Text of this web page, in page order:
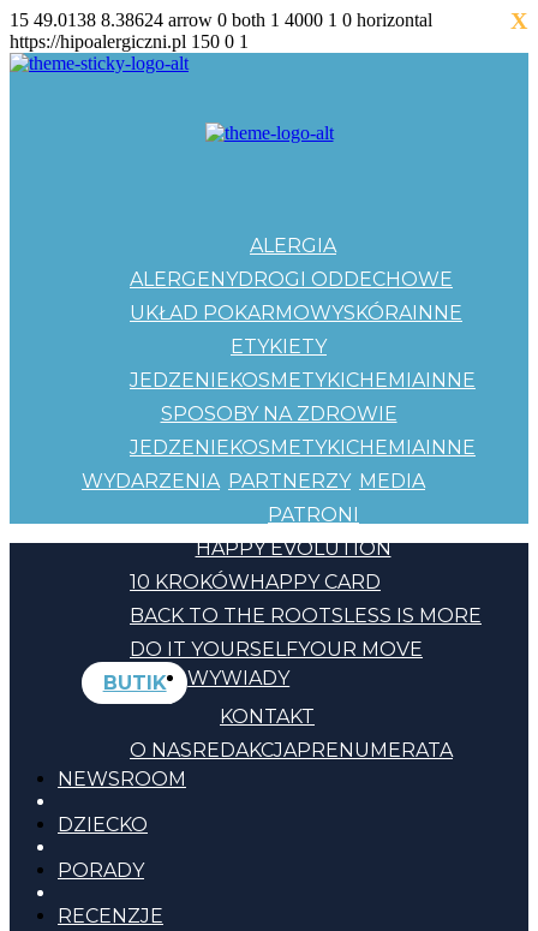
15 49.0138 8.38624 arrow 0 both 1 4000 1 0 horizontal
https://hipoalergiczni.pl 150 0 1
ALERGIA
ALERGENYDROGI ODDECHOWE
UKŁAD POKARMOWYSKÓRAINNE
ETYKIETY
JEDZENIEKOSMETYKICHEMIAINNE
SPOSOBY NA ZDROWIE
JEDZENIEKOSMETYKICHEMIAINNE
WYDARZENIA PARTNERZY
PATRONI
MEDIA
HAPPY EVOLUTION
10 KROKÓWHAPPY CARD
BACK TO THE ROOTSLESS IS MORE
DO IT YOURSELFYOUR MOVE
BUTIK
KONTAKT
O NASREDAKCJAPRENUMERATA
WYWIADY
NEWSROOM
DZIECKO
PORADY
RECENZJE
X